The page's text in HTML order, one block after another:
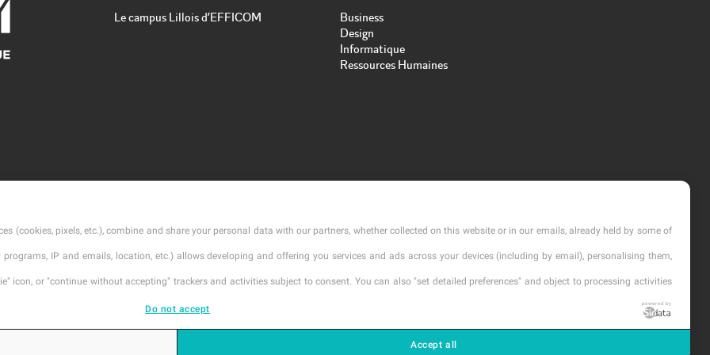
Le campus Lillois d’EFFICOM
Business
Design
Informatique
Ressources Humaines
(cookies, pixels, etc.), combine and share your personal data with our partners, whether collected on this website or in our emails, already held by some of
IP and emails, location, etc.) allows developing and offering you services and ads across your devices (including by email), personalising them,
icon, or "continue without accepting" trackers and activities subject to consent. You can also "set detailed preferences" and object to processing activities
Do not accept
powered by
Accept all